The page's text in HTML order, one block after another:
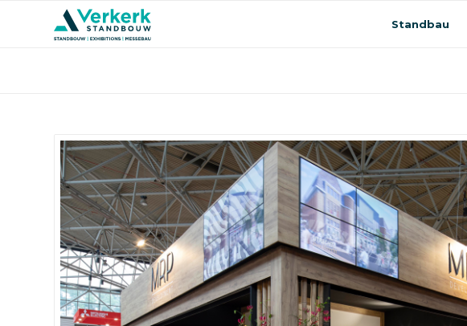
Standbau